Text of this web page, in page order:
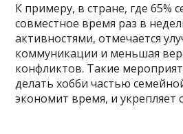
К примеру, в стране, где 65%
совместное время раз в
активностями, отмечается
коммуникации и меньшая
конфликтов. Такие
делать хобби частью
экономит время, и укрепляет